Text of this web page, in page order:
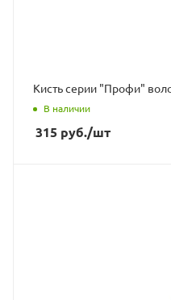
Кисть серии "Профи"
В наличии
315 руб./шт